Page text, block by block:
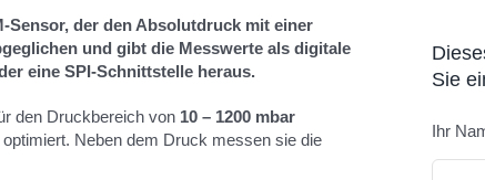
Sensor, der den Absolutdruck mit einer
und gibt die Messwerte als digitale
eine SPI-Schnittstelle heraus.
den Druckbereich von 10 – 1200 mbar
Neben dem Druck messen sie die
Sie
Ihr